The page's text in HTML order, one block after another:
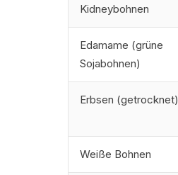
Kidneybohnen
Edamame (grüne
Sojabohnen)
Erbsen (getrocknet)
Weiße Bohnen